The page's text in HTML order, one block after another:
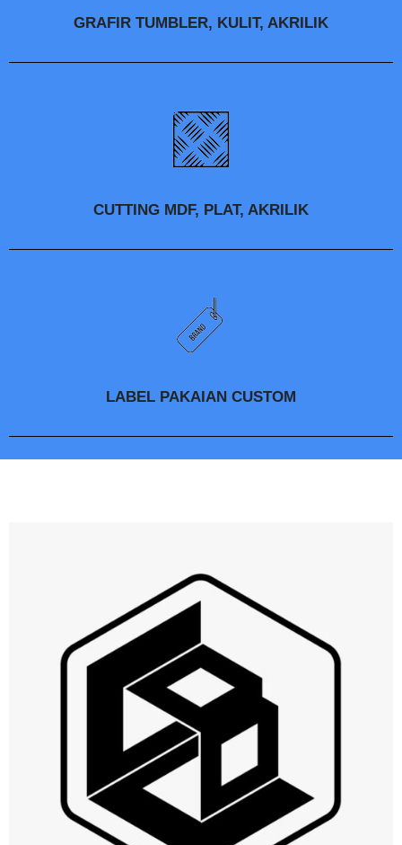
GRAFIR TUMBLER, KULIT, AKRILIK
CUTTING MDF, PLAT, AKRILIK
LABEL PAKAIAN CUSTOM